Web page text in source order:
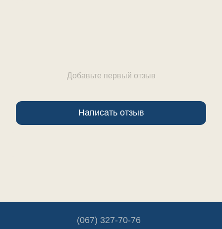
Добавьте первый отзыв
Написать отзыв
(067) 327-70-76